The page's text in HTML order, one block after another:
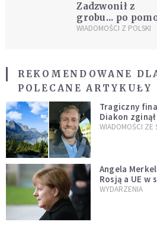
Zadzwonił z
grobu... po
WIADOMOŚCI Z POLSKI
REKOMENDOWANE
POLECANE ARTYKUŁY
Tragiczny
Diakon
WIADOMOŚCI ZE
Angela
Rosją a UE w
WYDARZENIA